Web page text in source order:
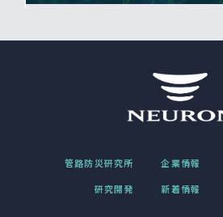
管路防災研究所 企業情報
研究開発 新着情報